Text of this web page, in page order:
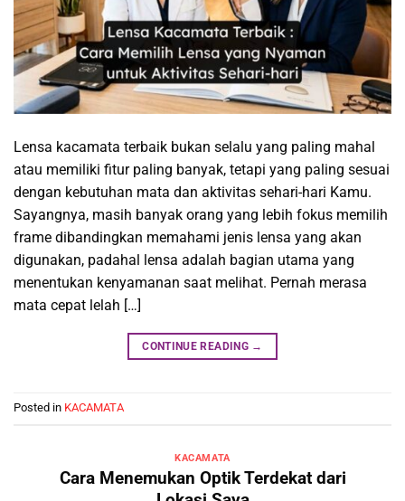
Lensa kacamata terbaik bukan selalu yang paling mahal
atau memiliki fitur paling banyak, tetapi yang paling sesuai
dengan kebutuhan mata dan aktivitas sehari-hari Kamu.
Sayangnya, masih banyak orang yang lebih fokus memilih
frame dibandingkan memahami jenis lensa yang akan
digunakan, padahal lensa adalah bagian utama yang
menentukan kenyamanan saat melihat. Pernah merasa
mata cepat lelah […]
CONTINUE READING →
Posted in KACAMATA
KACAMATA
Cara Menemukan Optik Terdekat dari